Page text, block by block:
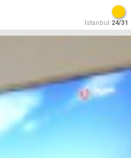
İstanbul 24/31